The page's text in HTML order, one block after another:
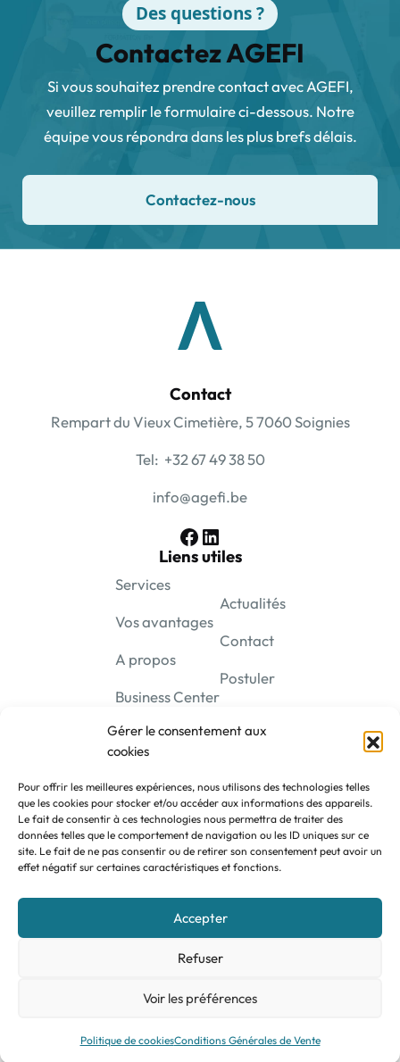
Gérer le consentement aux
cookies
Pour offrir les meilleures expériences, nous utilisons des technologies telles
que les cookies pour stocker et/ou accéder aux informations des appareils.
Le fait de consentir à ces technologies nous permettra de traiter des
données telles que le comportement de navigation ou les ID uniques sur ce
site. Le fait de ne pas consentir ou de retirer son consentement peut avoir un
effet négatif sur certaines caractéristiques et fonctions.
Accepter
Refuser
Voir les préférences
Politique de cookiesConditions Générales de Vente
Des questions ?
Contactez AGEFI
Si vous souhaitez prendre contact avec AGEFI,
veuillez remplir le formulaire ci-dessous. Notre
équipe vous répondra dans les plus brefs délais.
Contactez-nous
Contact
Rempart du Vieux Cimetière, 5 7060 Soignies
Tel: +32 67 49 38 50
info@agefi.be
Facebook LinkedIn
Liens utiles
Services
Vos avantages
A propos
Business Center
Actualités
Contact
Postuler
Se connecter
—RGPD